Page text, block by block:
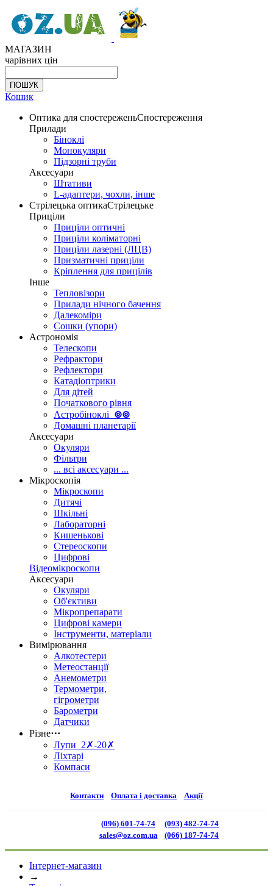
МАГАЗИН
чарівних цін
Кошик
Оптика для спостереженьСпостереження
Прилади
Біноклі
Монокуляри
Підзорні труби
Аксесуари
Штативи
L-адаптери, чохли, інше
Стрілецька оптикаСтрілецьке
Приціли
Приціли оптичні
Приціли коліматорні
Приціли лазерні (ЛЦВ)
Призматичні приціли
Кріплення для прицілів
Інше
Тепловізори
Прилади нічного бачення
Далекоміри
Сошки (упори)
Астрономія
Телескопи
Рефрактори
Рефлектори
Катадіоптрики
Для дітей
Початкового рівня
Астробіноклі ⊚⊚
Домашні планетарії
Аксесуари
Окуляри
Фільтри
... всі аксесуари ...
Мікроскопія
Мікроскопи
Дитячі
Шкільні
Лабораторні
Кишенькові
Стереоскопи
Цифрові
Відеомікроскопи
Аксесуари
Окуляри
Об'єктиви
Мікропрепарати
Цифрові камери
Інструменти, матеріали
Вимірювання
Алкотестери
Метеостанції
Анемометри
Термометри,
гігрометри
Барометри
Датчики
Різне⋯
Лупи 2✗-20✗
Ліхтарі
Компаси
Контакти Оплата і доставка Акції
(096) 601-74-74
sales@oz.com.ua
(093) 482-74-74
(066) 187-74-74
Інтернет-магазин
→